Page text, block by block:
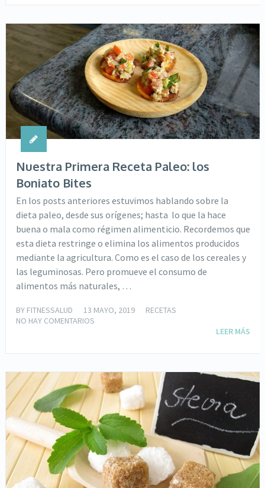
Nuestra Primera Receta Paleo: los
Boniato Bites
En los posts anteriores estuvimos hablando sobre la
dieta paleo, desde sus orígenes; hasta lo que la hace
buena o mala como régimen alimenticio. Recordemos que
esta dieta restringe o elimina los alimentos producidos
mediante la agricultura. Como es el caso de los cereales y
las leguminosas. Pero promueve el consumo de
alimentos más naturales, …
BY FITNESSALUD 13 MAYO, 2019
RECETAS
NO HAY COMENTARIOS
LEER MÁS